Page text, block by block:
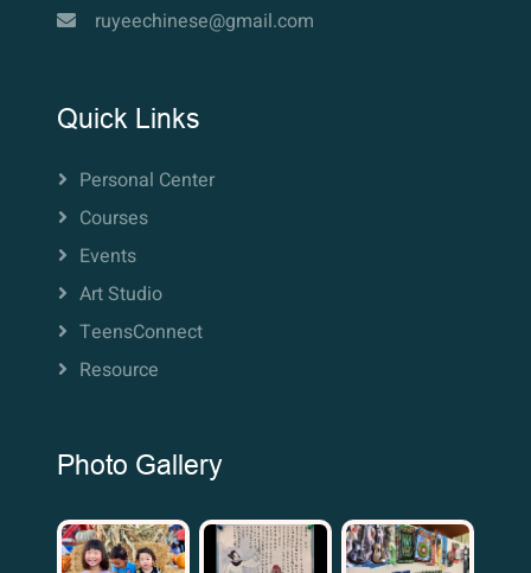
ruyeechinese@gmail.com
Quick Links
Personal Center
Courses
Events
Art Studio
TeensConnect
Resource
Photo Gallery